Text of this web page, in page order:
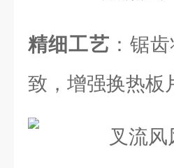
精细工艺 ：锯
致，增强换热板